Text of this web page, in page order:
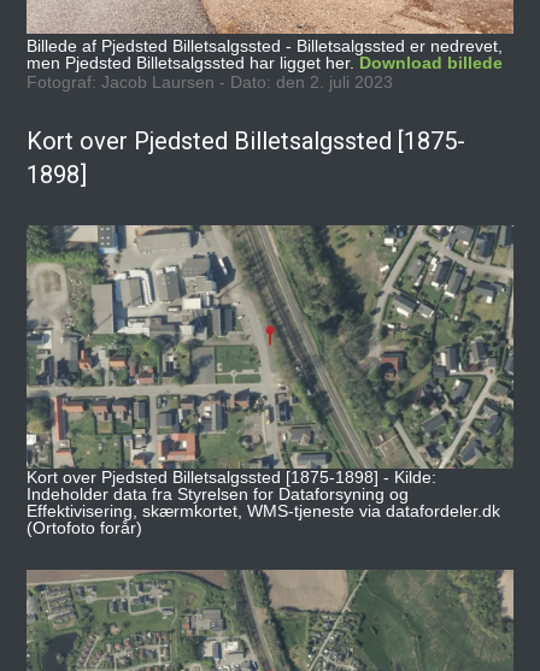
Billede af Pjedsted Billetsalgssted - Billetsalgssted er nedrevet,
men Pjedsted Billetsalgssted har ligget her. Download billede
Fotograf: Jacob Laursen - Dato: den 2. juli 2023
Kort over Pjedsted Billetsalgssted [1875-
1898]
Kort over Pjedsted Billetsalgssted [1875-1898] - Kilde:
Indeholder data fra Styrelsen for Dataforsyning og
Effektivisering, skærmkortet, WMS-tjeneste via datafordeler.dk
(Ortofoto forår)